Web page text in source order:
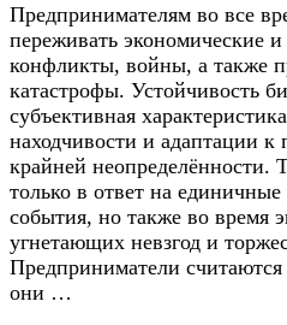
Предпринимателям во все
переживать экономические
конфликты, войны, а также
катастрофы. Устойчивость
субъективная
находчивости и адаптации
крайней неопределённости.
только в ответ на
события, но также во время
угнетающих невзгод и
Предприниматели
они …